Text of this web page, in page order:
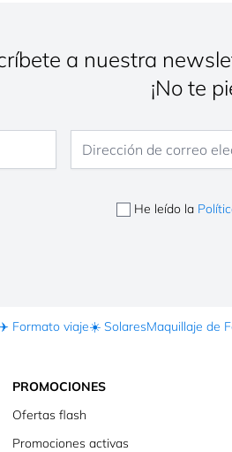
a nuestra
¡No te
He leído la
Formato viaje☀️ SolaresMaquillaje de
PROMOCIONES
Ofertas flash
Promociones activas